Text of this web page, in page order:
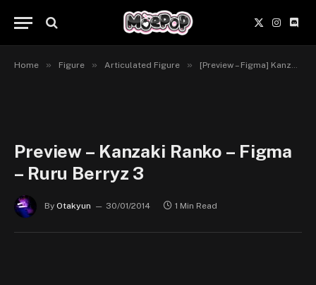
X
(Twitter)
Home » Figure » Articulated Figure » [Preview – Figma] Kanzaki Ranko – iDOLM@STER Cinderella Girls – Max Factory
Preview – Kanzaki Ranko – Figma
– Ruru Berryz 3
By Otakyun 30/01/2014 1 Min Read